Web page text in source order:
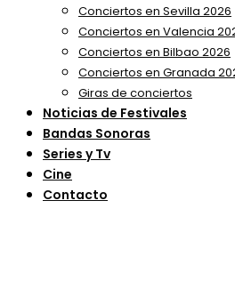
Conciertos en Sevilla 2026
Conciertos en Valencia
Conciertos en Bilbao 2026
Conciertos en Granada
Giras de conciertos
Noticias de Festivales
Bandas Sonoras
Series y Tv
Cine
Contacto